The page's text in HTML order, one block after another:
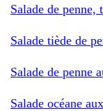
Salade de penne,
Salade tiède de
Salade de penne
Salade océane